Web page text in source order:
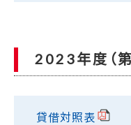
2023年度（
貸借対照表